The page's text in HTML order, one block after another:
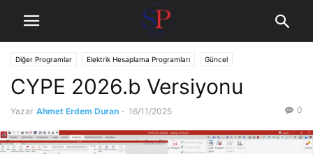
Diğer Programlar Elektrik Hesaplama Programları Güncel
Mekanik Tasarım Programları Mimarlık Programları
CYPE 2026.b Versiyonu
Yazar Ahmet Erdem Duran - 16/11/2025 0